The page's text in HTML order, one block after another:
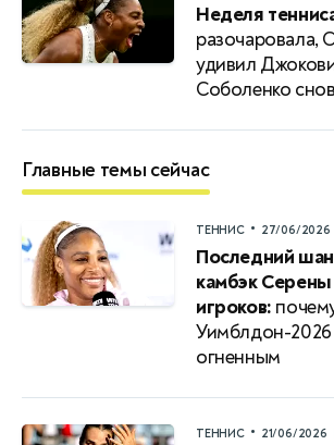
Неделя
разочаровала,
удивил
Соболенко
Главные темы сейчас
ТЕННИС • 27/06/2026
Последний
камбэк Серены
игроков:
Уимблдон-2026
огненным
ТЕННИС • 21/06/2026